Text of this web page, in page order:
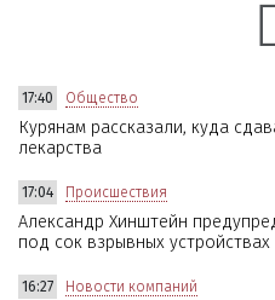
17:40 Общество
Курянам рассказали, куда
лекарства
17:04 Происшествия
Александр Хинштейн
под сок взрывных устройствах
16:27 Новости компаний